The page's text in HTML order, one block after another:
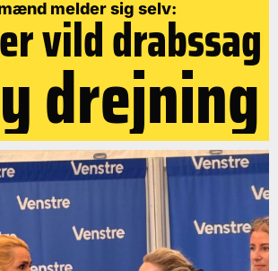
melder sig selv:
vild drabssag
drejning